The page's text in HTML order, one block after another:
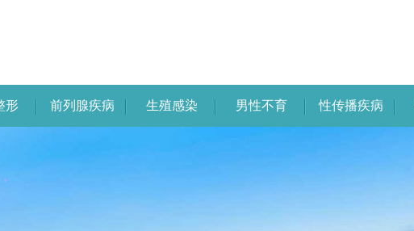
形 前列腺疾病 生殖感染 男性不育 性传播疾病